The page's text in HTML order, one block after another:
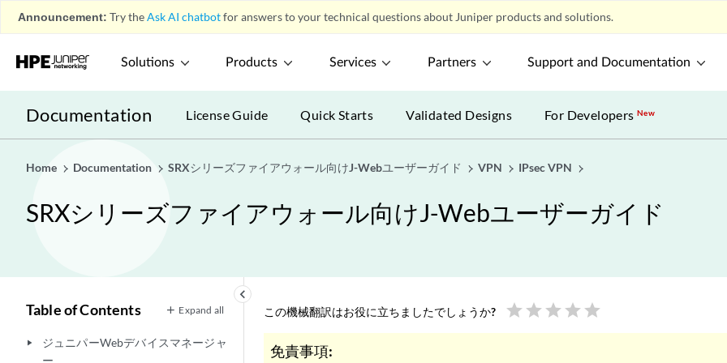
Announcement: Try theAsk AI chatbotfor answers to your technical questions about Juniper products and solutions.
Solutions Products Services Partners Support and Documentation
Documentation License Guide Quick Starts Validated Designs For DevelopersNew
Home Documentation SRXシリーズファイアウォール向けJ-Webユーザーガイド VPN IPsec VPN
SRXシリーズファイアウォール向けJ-Webユーザーガイド
keyboard_arrow_left
Table of Contents Expand all
play_arrow
ジュニパーWebデバイスマネージャ
ー
この機械翻訳はお役に立ちましたでしょうか? star star star star star
免責事項: